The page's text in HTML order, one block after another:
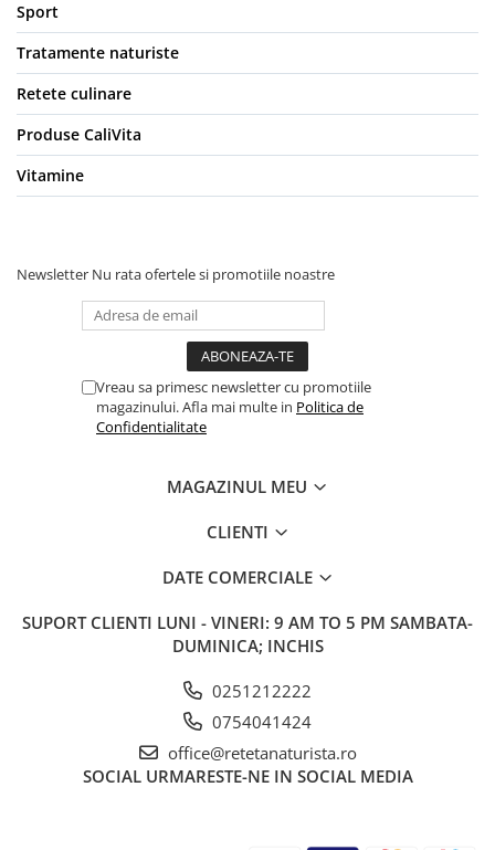
Sport
Tratamente naturiste
Retete culinare
Produse CaliVita
Vitamine
Newsletter Nu rata ofertele si promotiile noastre
Vreau sa primesc newsletter cu promotiile
magazinului. Afla mai multe in Politica de
Confidentialitate
MAGAZINUL MEU
CLIENTI
DATE COMERCIALE
SUPORT CLIENTI LUNI - VINERI: 9 AM TO 5 PM SAMBATA-
DUMINICA; INCHIS
0251212222
0754041424
office@retetanaturista.ro
SOCIAL URMARESTE-NE IN SOCIAL MEDIA